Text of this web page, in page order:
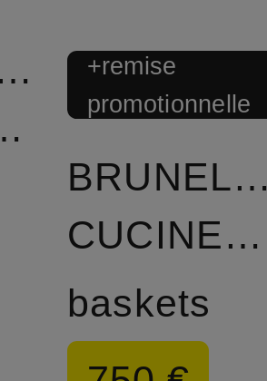
+remise
promotionnelle
BRUNELLO
CUCINELLI
baskets